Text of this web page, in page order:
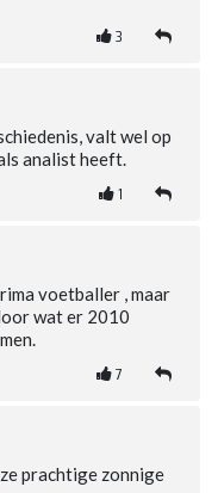
3
valt wel op
analist heeft.
1
voetballer , maar
wat er 2010
7
prachtige zonnige